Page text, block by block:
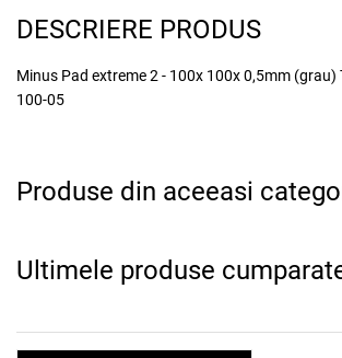
DESCRIERE PRODUS
Minus Pad extreme 2 - 100x 100x 0,5mm (grau)
100-05
Produse din aceeasi
Ultimele produse